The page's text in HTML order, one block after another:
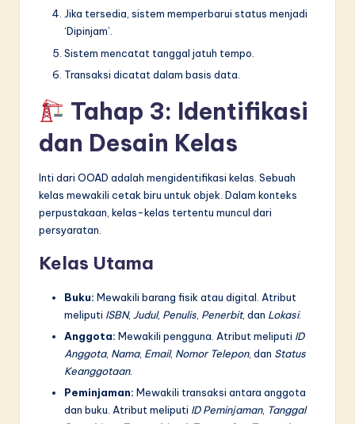
Jika tersedia, sistem memperbarui status menjadi
‘Dipinjam’.
Sistem mencatat tanggal jatuh tempo.
Transaksi dicatat dalam basis data.
Tahap 3: Identifikasi
dan Desain Kelas
Inti dari OOAD adalah mengidentifikasi kelas. Sebuah
kelas mewakili cetak biru untuk objek. Dalam konteks
perpustakaan, kelas-kelas tertentu muncul dari
persyaratan.
Kelas Utama
Buku: Mewakili barang fisik atau digital. Atribut
meliputi ISBN, Judul, Penulis Penerbit, dan Lokasi.
Anggota: Mewakili pengguna. Atribut meliputi ID
Anggota, Nama, Email, Nomor Telepon, dan Status
Keanggotaan.
Peminjaman: Mewakili transaksi antara anggota
dan buku. Atribut meliputi ID Peminjaman, Tanggal